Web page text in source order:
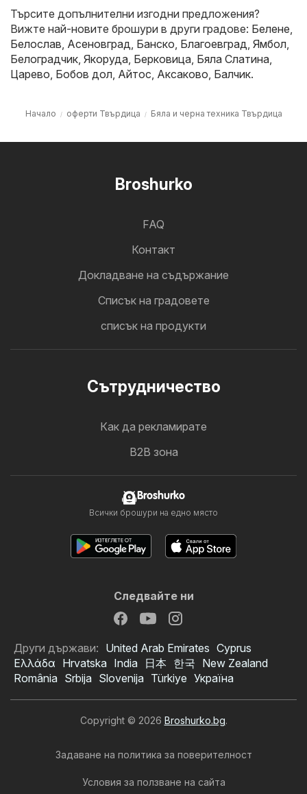
Търсите допълнителни изгодни предложения?
Вижте най-новите брошури в други градове: Белене,
Белослав, Асеновград, Банско, Благоевград, Ямбол,
Белоградчик, Якоруда, Берковица, Бяла Слатина,
Царево, Бобов дол, Айтос, Аксаково, Балчик.
Начало оферти Твърдица Бяла и черна техника Твърдица
Broshurko
FAQ
Контакт
Докладване на съдържание
Cписък на градовете
списък на продукти
Cътрудничество
Как да рекламирате
B2B зона
Broshurko
Всички брошури на едно място
Следвайте ни
Други държави: United Arab Emirates Cyprus
Ελλάδα Hrvatska India 日本 한국 New Zealand
România Srbija Slovenija Türkiye Україна
Copyright © 2026 Broshurko.bg.
Задаване на политика за поверителност
Условия за ползване на сайта